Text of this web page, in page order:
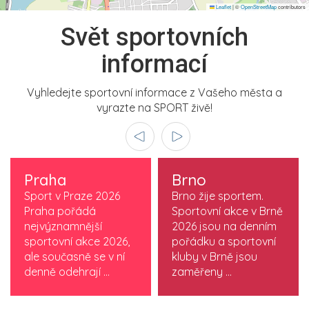
Leaflet|©OpenStreetMapcontributors
Svět sportovních
informací
Vyhledejte sportovní informace z Vašeho města a
vyrazte na SPORT živě!
Praha
Sport v Praze 2026
Praha pořádá
nejvýznamnější
sportovní akce 2026,
ale současně se v ní
denně odehrají ...
Brno
Brno žije sportem.
Sportovní akce v Brně
2026 jsou na denním
pořádku a sportovní
kluby v Brně jsou
zaměřeny ...